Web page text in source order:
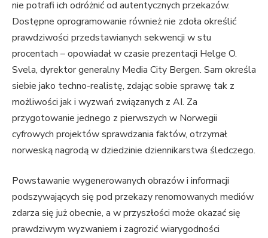
nie potrafi ich odróżnić od autentycznych przekazów.
Dostępne oprogramowanie również nie zdoła określić
prawdziwości przedstawianych sekwencji w stu
procentach – opowiadał w czasie prezentacji Helge O.
Svela, dyrektor generalny Media City Bergen. Sam określa
siebie jako techno-realistę, zdając sobie sprawę tak z
możliwości jak i wyzwań związanych z AI. Za
przygotowanie jednego z pierwszych w Norwegii
cyfrowych projektów sprawdzania faktów, otrzymał
norweską nagrodą w dziedzinie dziennikarstwa śledczego.
Powstawanie wygenerowanych obrazów i informacji
podszywających się pod przekazy renomowanych mediów
zdarza się już obecnie, a w przyszłości może okazać się
prawdziwym wyzwaniem i zagrozić wiarygodności